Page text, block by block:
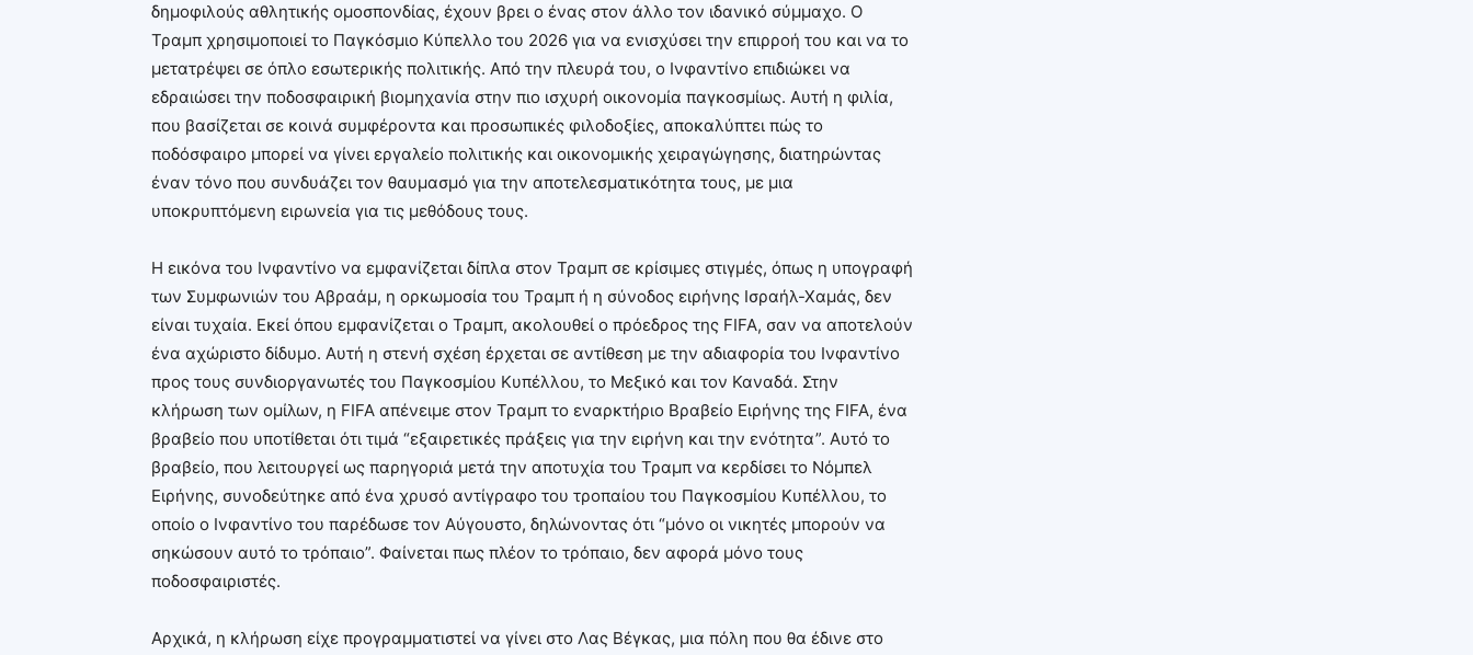
δημοφιλούς αθλητικής ομοσπονδίας, έχουν βρει ο ένας στον άλλο τον ιδανικό σύμμαχο. Ο
Τραμπ χρησιμοποιεί το Παγκόσμιο Κύπελλο του 2026 για να ενισχύσει την επιρροή του και να το
μετατρέψει σε όπλο εσωτερικής πολιτικής. Από την πλευρά του, ο Ινφαντίνο επιδιώκει να
εδραιώσει την ποδοσφαιρική βιομηχανία στην πιο ισχυρή οικονομία παγκοσμίως. Αυτή η φιλία,
που βασίζεται σε κοινά συμφέροντα και προσωπικές φιλοδοξίες, αποκαλύπτει πώς το
ποδόσφαιρο μπορεί να γίνει εργαλείο πολιτικής και οικονομικής χειραγώγησης, διατηρώντας
έναν τόνο που συνδυάζει τον θαυμασμό για την αποτελεσματικότητα τους, με μια
υποκρυπτόμενη ειρωνεία για τις μεθόδους τους.
Η εικόνα του Ινφαντίνο να εμφανίζεται δίπλα στον Τραμπ σε κρίσιμες στιγμές, όπως η υπογραφή
των Συμφωνιών του Αβραάμ, η ορκωμοσία του Τραμπ ή η σύνοδος ειρήνης Ισραήλ-Χαμάς, δεν
είναι τυχαία. Εκεί όπου εμφανίζεται ο Τραμπ, ακολουθεί ο πρόεδρος της FIFA, σαν να αποτελούν
ένα αχώριστο δίδυμο. Αυτή η στενή σχέση έρχεται σε αντίθεση με την αδιαφορία του Ινφαντίνο
προς τους συνδιοργανωτές του Παγκοσμίου Κυπέλλου, το Μεξικό και τον Καναδά. Στην
κλήρωση των ομίλων, η FIFA απένειμε στον Τραμπ το εναρκτήριο Βραβείο Ειρήνης της FIFA, ένα
βραβείο που υποτίθεται ότι τιμά “εξαιρετικές πράξεις για την ειρήνη και την ενότητα”. Αυτό το
βραβείο, που λειτουργεί ως παρηγοριά μετά την αποτυχία του Τραμπ να κερδίσει το Νόμπελ
Ειρήνης, συνοδεύτηκε από ένα χρυσό αντίγραφο του τροπαίου του Παγκοσμίου Κυπέλλου, το
οποίο ο Ινφαντίνο του παρέδωσε τον Αύγουστο, δηλώνοντας ότι “μόνο οι νικητές μπορούν να
σηκώσουν αυτό το τρόπαιο”. Φαίνεται πως πλέον το τρόπαιο, δεν αφορά μόνο τους
ποδοσφαιριστές.
Αρχικά, η κλήρωση είχε προγραμματιστεί να γίνει στο Λας Βέγκας, μια πόλη που θα έδινε στο